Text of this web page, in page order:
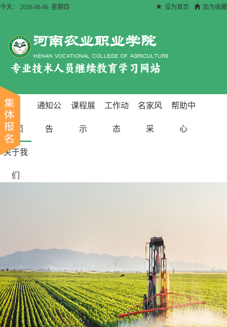
今天： 2026-08-06 星期四 加为收藏
设为首页
首页
通知公
告
课程展
示
工作动
态
名家风
采
帮助中
心
关于我
们